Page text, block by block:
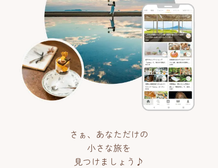
さぁ、あなただけの
小さな旅を
見つけましょう♪